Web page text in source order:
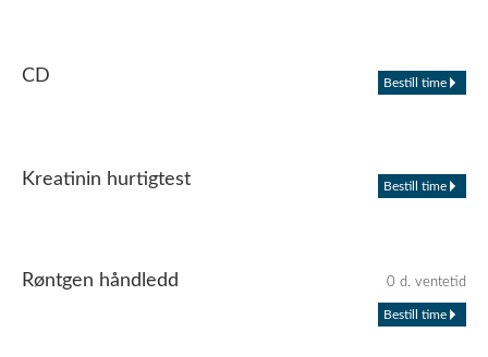
CD Bestill time
Kreatinin hurtigtest Bestill time
Røntgen håndledd 0 d. ventetid
Bestill time